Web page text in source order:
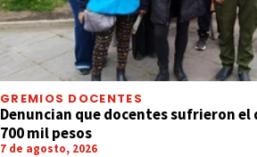
GREMIOS DOCENTES
Denuncian que docentes sufrieron el
700 mil pesos
7 de agosto, 2026